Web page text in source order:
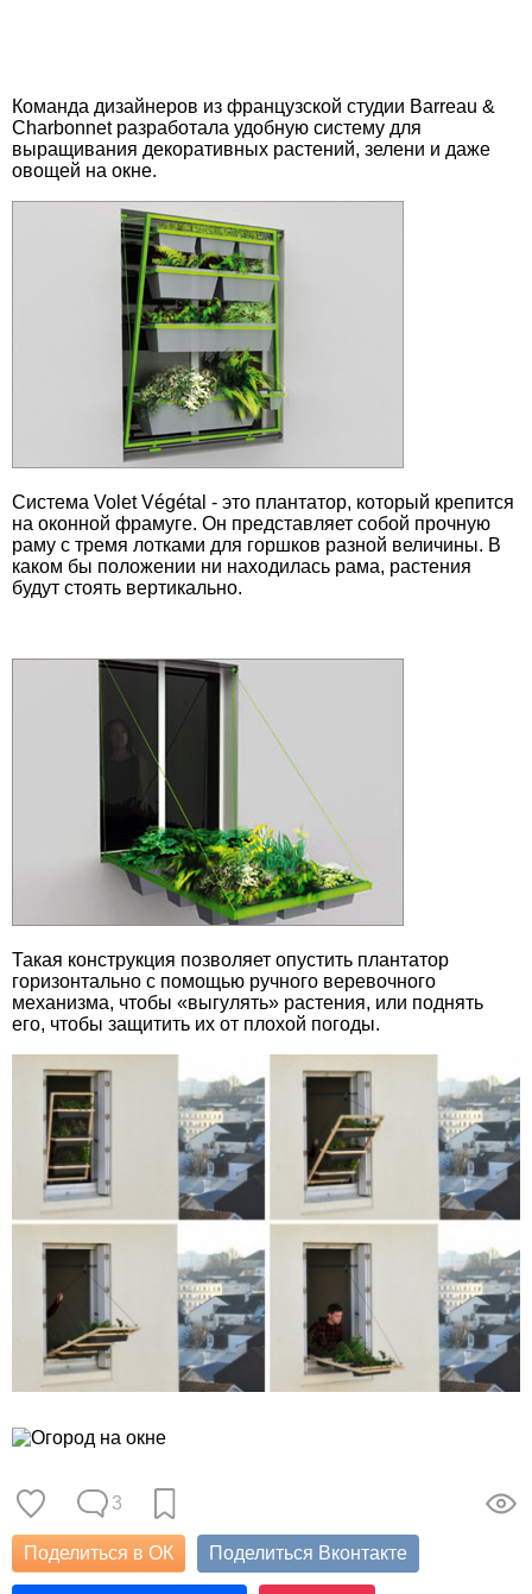
Команда дизайнеров из французской студии Barreau &
Charbonnet разработала удобную систему для
выращивания декоративных растений, зелени и даже
овощей на окне.
Система Volet Végétal - это плантатор, который крепится
на оконной фрамуге. Он представляет собой прочную
раму с тремя лотками для горшков разной величины. В
каком бы положении ни находилась рама, растения
будут стоять вертикально.
Такая конструкция позволяет опустить плантатор
горизонтально с помощью ручного веревочного
механизма, чтобы «выгулять» растения, или поднять
его, чтобы защитить их от плохой погоды.
3
Поделиться в ОК Поделиться Вконтакте